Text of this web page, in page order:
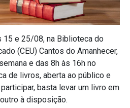
15 e 25/08, na Biblioteca do
(CEU) Cantos do Amanhecer,
e das 8h às 16h no
de livros, aberta ao público e
basta levar um livro em
à disposição.